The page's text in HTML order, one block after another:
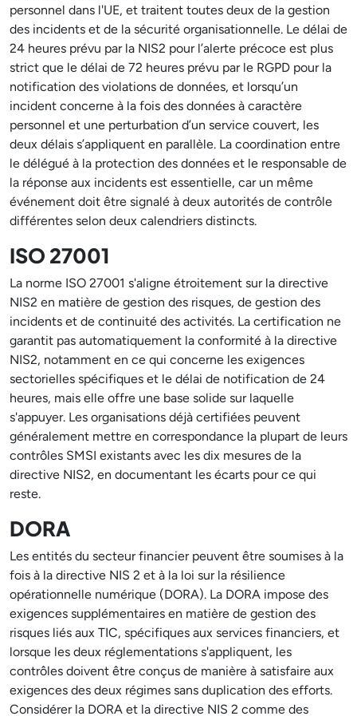
personnel dans l'UE, et traitent toutes deux de la gestion
des incidents et de la sécurité organisationnelle. Le délai de
24 heures prévu par la NIS2 pour l’alerte précoce est plus
strict que le délai de 72 heures prévu par le RGPD pour la
notification des violations de données, et lorsqu’un
incident concerne à la fois des données à caractère
personnel et une perturbation d’un service couvert, les
deux délais s’appliquent en parallèle. La coordination entre
le délégué à la protection des données et le responsable de
la réponse aux incidents est essentielle, car un même
événement doit être signalé à deux autorités de contrôle
différentes selon deux calendriers distincts.
ISO 27001
La norme ISO 27001 s'aligne étroitement sur la directive
NIS2 en matière de gestion des risques, de gestion des
incidents et de continuité des activités. La certification ne
garantit pas automatiquement la conformité à la directive
NIS2, notamment en ce qui concerne les exigences
sectorielles spécifiques et le délai de notification de 24
heures, mais elle offre une base solide sur laquelle
s'appuyer. Les organisations déjà certifiées peuvent
généralement mettre en correspondance la plupart de leurs
contrôles SMSI existants avec les dix mesures de la
directive NIS2, en documentant les écarts pour ce qui
reste.
DORA
Les entités du secteur financier peuvent être soumises à la
fois à la directive NIS 2 et à la loi sur la résilience
opérationnelle numérique (DORA). La DORA impose des
exigences supplémentaires en matière de gestion des
risques liés aux TIC, spécifiques aux services financiers, et
lorsque les deux réglementations s'appliquent, les
contrôles doivent être conçus de manière à satisfaire aux
exigences des deux régimes sans duplication des efforts.
Considérer la DORA et la directive NIS 2 comme des